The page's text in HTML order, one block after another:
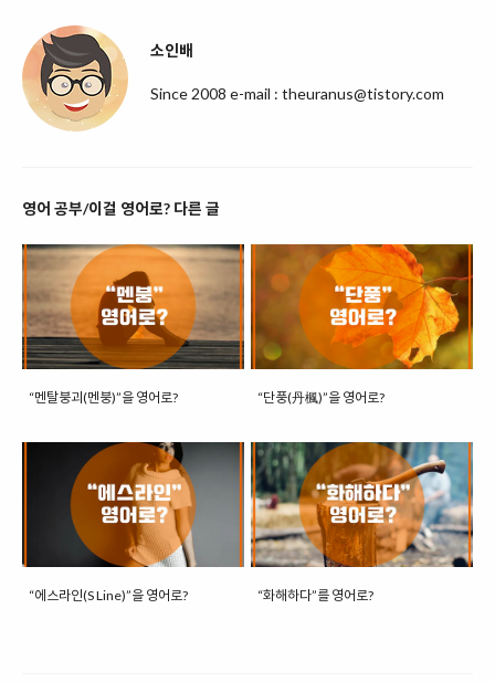
소인배
Since 2008 e-mail : theuranus@tistory.com
영어 공부/이걸 영어로? 다른 글
“멘탈붕괴(멘붕)”을 영어로? “단풍(丹楓)”을 영어로?
“에스라인(S Line)”을 영어로? “화해하다”를 영어로?